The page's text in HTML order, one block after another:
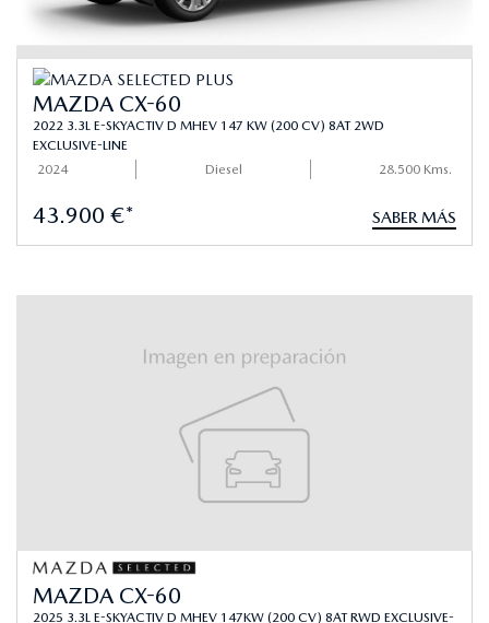
MAZDA CX-60
2022 3.3L E-SKYACTIV D MHEV 147 KW (200 CV) 8AT 2WD
EXCLUSIVE-LINE
2024
Diesel 28.500 Kms.
43.900 €* SABER MÁS
MAZDA CX-60
2025 3.3L E-SKYACTIV D MHEV 147KW (200 CV) 8AT RWD EXCLUSIVE-